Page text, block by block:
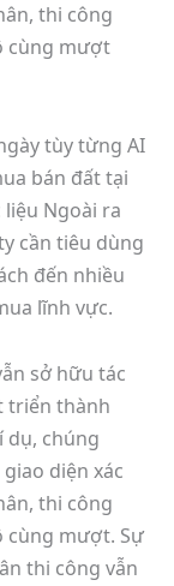
thi công
cùng mượt
tùy từng AI
bán đất tại
Ngoài ra
cần tiêu dùng
đến nhiều
lĩnh vực.
sở hữu tác
triển thành
dụ, chúng
diện xác
thi công
cùng mượt. Sự
thi công vẫn